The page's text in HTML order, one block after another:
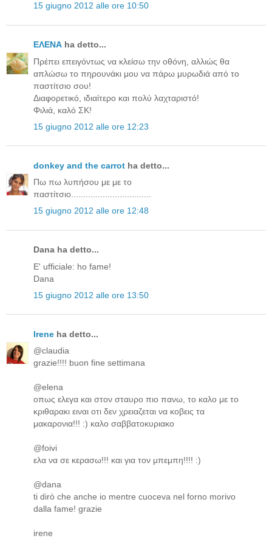
15 giugno 2012 alle ore 10:50
ΕΛΕΝΑ ha detto...
Πρέπει επειγόντως να κλείσω την οθόνη, αλλιώς θα
απλώσω το πηρουνάκι μου να πάρω μυρωδιά από το
παστίτσιο σου!
Διαφορετικό, ιδιαίτερο και πολύ λαχταριστό!
Φιλιά, καλό ΣΚ!
15 giugno 2012 alle ore 12:23
donkey and the carrot ha detto...
Πω πω λυπήσου με με το
παστίτσιο.................................
15 giugno 2012 alle ore 12:48
Dana ha detto...
E' ufficiale: ho fame!
Dana
15 giugno 2012 alle ore 13:50
Irene ha detto...
@claudia
grazie!!!! buon fine settimana
@elena
οπως ελεγα και στον σταυρο πιο πανω, το καλο με το
κριθαρακι ειναι οτι δεν χρειαζεται να κοβεις τα
μακαρονια!!! :) καλο σαββατοκυριακο
@foivi
ελα να σε κερασω!!! και για τον μπεμπη!!!! :)
@dana
ti dirò che anche io mentre cuoceva nel forno morivo
dalla fame! grazie
irene